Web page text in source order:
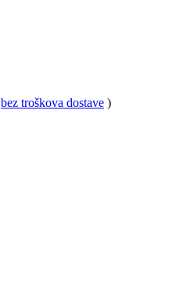
bez troškova dostave )